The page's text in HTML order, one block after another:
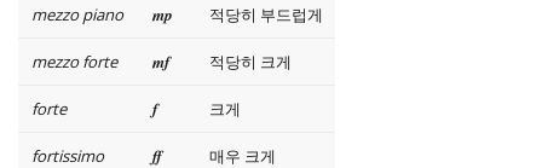
mezzo piano mp 적당히 부드럽게
mezzo forte mf 적당히 크게
forte f 크게
fortissimo ff 매우 크게